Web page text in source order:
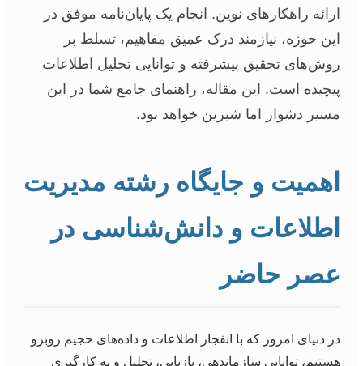
ارائه راهکارهای نوین. انجام یک پایان‌نامه موفق در
این حوزه، نیازمند درک عمیق مفاهیم، تسلط بر
روش‌های تحقیق پیشرفته و توانایی تحلیل اطلاعات
پیچیده است. این مقاله، راهنمای جامع شما در این
مسیر دشوار اما شیرین خواهد بود.
اهمیت و جایگاه رشته مدیریت
اطلاعات و دانش‌شناسی در
عصر حاضر
در دنیای امروز که با انفجار اطلاعات و داده‌های حجیم روبرو
هستیم، توانایی سازماندهی، بازیابی، تحلیل و به کارگیری